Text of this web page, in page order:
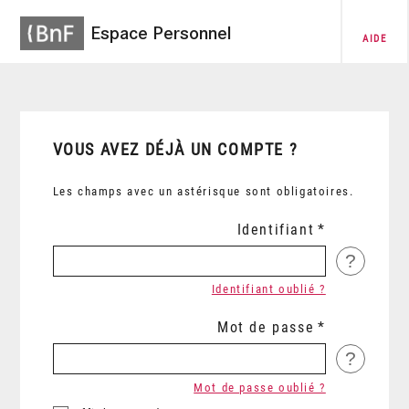
Espace Personnel AIDE
VOUS AVEZ DÉJÀ UN COMPTE ?
Les champs avec un astérisque sont obligatoires.
Identifiant
?
Identifiant oublié ?
Mot de passe
?
Mot de passe oublié ?